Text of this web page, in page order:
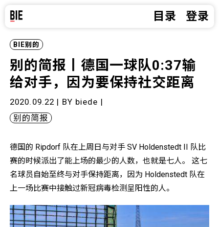
目录 登录
BIE别的
别的简报丨德国一球队0:37输
给对手，因为要保持社交距离
2020.09.22 | BY biede |
别的简报
德国的 Ripdorf 队在上周日与对手 SV Holdenstedt II 队比
赛的时候派出了能上场的最少的人数，也就是七人。 这七
名球员自始至终与对手保持距离，因为 Holdenstedt 队在
上一场比赛中接触过新冠病毒检测呈阳性的人。